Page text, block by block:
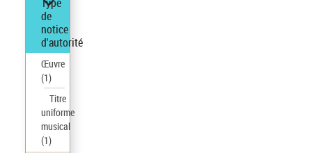
de
notice
d'autorité
Œuvre
(1)
Titre
uniforme
musical
(1)